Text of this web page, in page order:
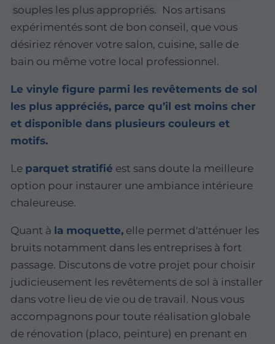
souples les plus appropriés. Nos artisans
expérimentés sont de bon conseil, que vous
désiriez rénover votre salon, cuisine, salle de
bain ou même votre local professionnel.
Le vinyle figure parmi les revêtements de sol
les plus appréciés, parce qu’il est moins cher
et disponible dans plusieurs couleurs et
motifs.
Le parquet stratifié est sans doute la meilleure
option pour instaurer une ambiance intérieure
chaleureuse.
Quant à la moquette, elle permet d'atténuer les
bruits notamment dans les entreprises à fort
passage. Discutons de votre projet pour choisir
judicieusement les revêtements de sol à installer
dans votre lieu de vie ou de travail. Nous vous
accompagnons pour toute réalisation globale
de rénovation (placo, peinture) en prenant en